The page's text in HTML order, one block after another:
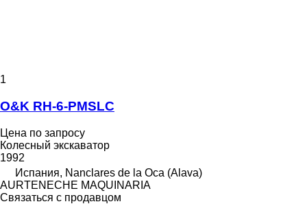
1
O&K RH-6-PMSLC
Цена по запросу
Колесный экскаватор
1992
Испания, Nanclares de la Oca (Alava)
AURTENECHE MAQUINARIA
Связаться с продавцом